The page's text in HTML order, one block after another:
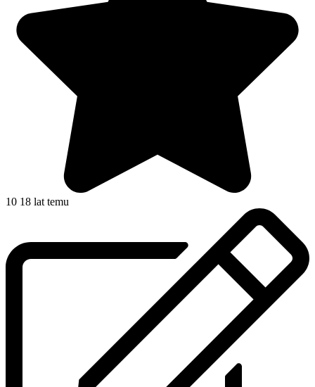
10 18 lat temu